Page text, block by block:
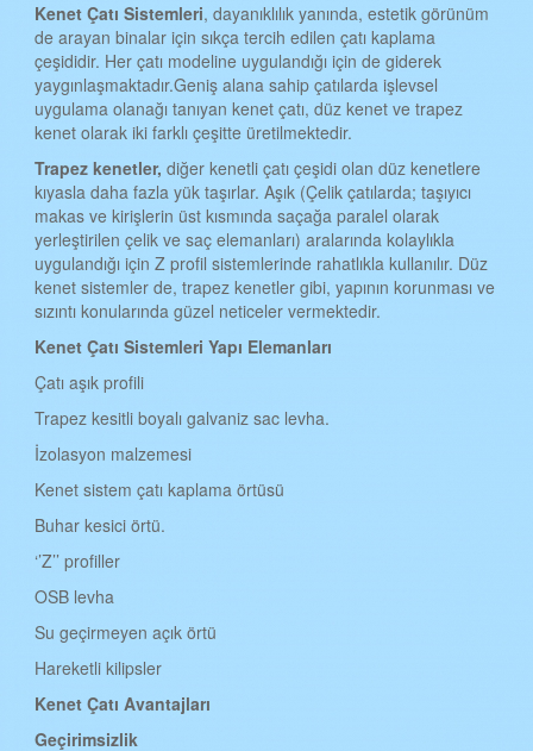
ZONGULDAK KENET ÇATI
AKSARAY KENET ÇATI
BAYBURT KENET ÇATI
KARAMAN KENET ÇATI
KIRIKKALE KENET ÇATI
BATMAN KENET ÇATI
ŞIRNAK KENET ÇATI
ARDAHAN KENET ÇATI
IĞDIR KENET ÇATI
YALOVA KENET ÇATI
KARABÜK KENET ÇATI
DÜZCE KENET ÇATI
KenetÇatıSistemleri, dayanıklılık yanında, estetik görünüm
de arayan binalar için sıkça tercih edilen çatı kaplama
çeşididir. Her çatı modeline uygulandığı için de giderek
yaygınlaşmaktadır.Geniş alana sahip çatılarda işlevsel
uygulama olanağı tanıyan kenet çatı, düz kenet ve trapez
kenet olarak iki farklı çeşitte üretilmektedir.
Trapez kenetler,diğer kenetli çatı çeşidi olan düz kenetlere
kıyasla daha fazla yük taşırlar. Aşık (Çelik çatılarda; taşıyıcı
makas ve kirişlerin üst kısmında saçağa paralel olarak
yerleştirilen çelik ve saç elemanları) aralarında kolaylıkla
uygulandığı için Z profil sistemlerinde rahatlıkla kullanılır. Düz
kenet sistemler de, trapez kenetler gibi, yapının korunması ve
sızıntı konularında güzel neticeler vermektedir.
Kenet Çatı Sistemleri Yapı Elemanları
Çatı aşık profili
Trapez kesitli boyalı galvaniz sac levha.
İzolasyon malzemesi
Kenet sistem çatı kaplama örtüsü
Buhar kesici örtü.
‘’Z’’ profiller
OSB levha
Su geçirmeyen açık örtü
Hareketli kilipsler
KenetÇatıAvantajları
Geçirimsizlik